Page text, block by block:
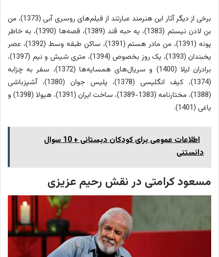
برخی از دیگر آثار این هنرمند عبارتند از فیلم‌های روسری آبی (1373)، من
بن لادن نیستم (1383)، یه حبه قند (1389)، قصه‌ها (1390)، به خاطر
پونه (1391)، من مادر هستم (1391)، ساکن طبقه وسط (1392)، عصر
یخبندان (1393)، یک روز بخصوص (1394)، متری شیش و نیم (1397)،
برادران لیلا (1400) و سریال‌های همسایه‌ها (1372)، سفر به چزابه
(1374)، کیف انگلیسی (1378)، پلیس جوان (1380)، آشپزباشی
(1388)، مختارنامه (1383-1389)، ساخت ایران (1391)، هیولا (1398) و
یاغی (1401).
اطلاعات عمومی برای کودکان دبستانی + 10 سوال
دانستنی
مسعود کرامتی در نقش رحیم عزیزی